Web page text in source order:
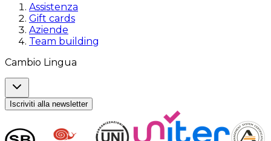
Assistenza
Gift cards
Aziende
Team building
Cambio Lingua
Iscriviti alla newsletter